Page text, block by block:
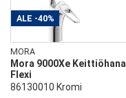
ALE -40%
MORA
Mora 9000Xe Keittiöhana
Flexi
86130010 Kromi